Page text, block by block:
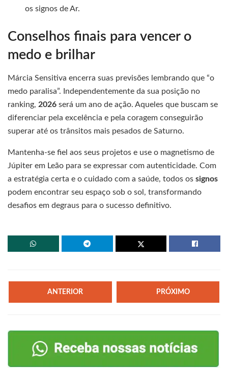
os signos de Ar.
Conselhos finais para vencer o
medo e brilhar
Márcia Sensitiva encerra suas previsões lembrando que “o
medo paralisa”. Independentemente da sua posição no
ranking, 2026 será um ano de ação. Aqueles que buscam se
diferenciar pela excelência e pela coragem conseguirão
superar até os trânsitos mais pesados de Saturno.
Mantenha-se fiel aos seus projetos e use o magnetismo de
Júpiter em Leão para se expressar com autenticidade. Com
a estratégia certa e o cuidado com a saúde, todos os signos
podem encontrar seu espaço sob o sol, transformando
desafios em degraus para o sucesso definitivo.
ANTERIOR PRÓXIMO